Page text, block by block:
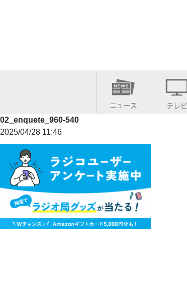
02_enquete_960-540
2025/04/28 11:46